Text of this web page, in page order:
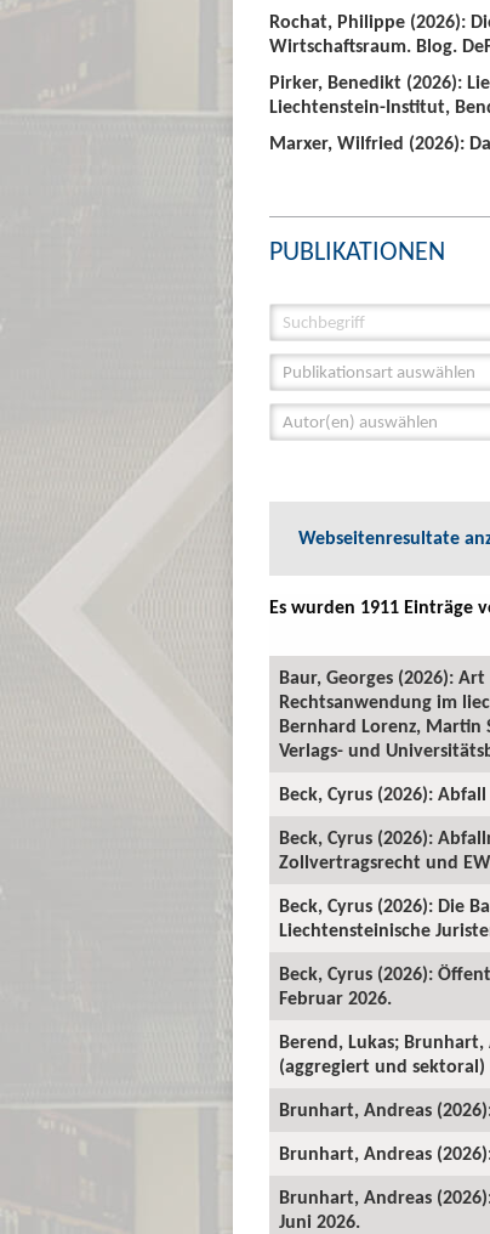
Rochat, Philippe (2026):
Wirtschaftsraum. Blog.
Pirker, Benedikt (2026):
Liechtenstein-Institut,
Marxer, Wilfried (2026):
PUBLIKATIONEN
Publikationsart auswählen
Autor(en) auswählen
Webseitenresultate
Es wurden 1911 Einträge
Baur, Georges (2026):
Rechtsanwendung im
Bernhard Lorenz, Martin
Verlags- und
Beck, Cyrus (2026):
Beck, Cyrus (2026):
Zollvertragsrecht und
Beck, Cyrus (2026): Die
Liechtensteinische
Beck, Cyrus (2026):
Februar 2026.
Berend, Lukas;
(aggregiert und
Brunhart, Andreas
Brunhart, Andreas
Brunhart, Andreas
Juni 2026.